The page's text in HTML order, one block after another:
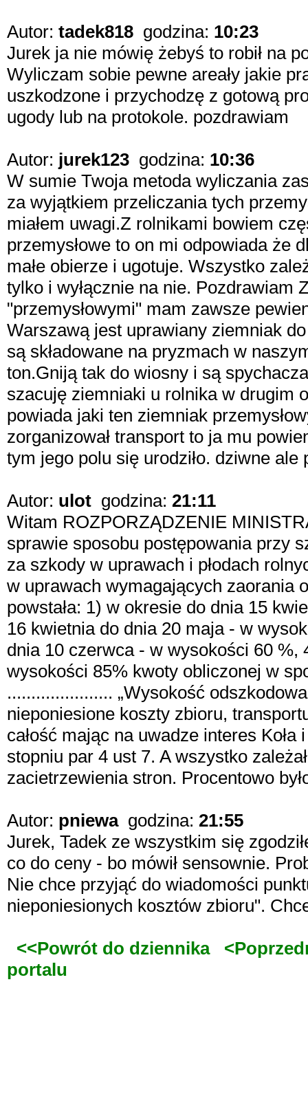
Autor: tadek818 godzina: 10:23
Jurek ja nie mówię żebyś to robił na
Wyliczam sobie pewne areały jakie
uszkodzone i przychodzę z gotową
ugody lub na protokole. pozdrawiam
Autor: jurek123 godzina: 10:36
W sumie Twoja metoda wyliczania
za wyjątkiem przeliczania tych
miałem uwagi.Z rolnikami bowiem
przemysłowe to on mi odpowiada że
małe obierze i ugotuje. Wszystko
tylko i wyłącznie na nie.
"przemysłowymi" mam zawsze
Warszawą jest uprawiany ziemniak
są składowane na pryzmach w
ton.Gniją tak do wiosny i są
szacuję ziemniaki u rolnika w drugim
powiada jaki ten ziemniak
zorganizował transport to ja mu
tym jego polu się urodziło. dziwne ale
Autor: ulot godzina: 21:11
Witam ROZPORZĄDZENIE
sprawie sposobu postępowania przy
za szkody w uprawach i płodach
w uprawach wymagających zaorania
powstała: 1) w okresie do dnia 15
16 kwietnia do dnia 20 maja - w
dnia 10 czerwca - w wysokości 60
wysokości 85% kwoty obliczonej w
...................... „Wysokość
nieponiesione koszty zbioru,
całość mając na uwadze interes
stopniu par 4 ust 7. A wszystko
zacietrzewienia stron. Procentowo
Autor: pniewagodzina: 21:55
Jurek, Tadek ze wszystkim się
co do ceny - bo mówił sensownie.
Nie chce przyjąć do wiadomości
nieponiesionych kosztów zbioru".
<<Powrót do dziennika
portalu